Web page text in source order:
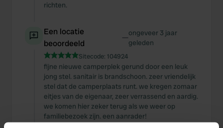
richten.
Een locatie
beoordeeld
—ongeveer 3 jaar
geleden
Sitecode: 104924
fijne nieuwe camperplek gerund door een leuk
jong stel. sanitair is brandschoon. zeer vriendelijk
stel dat de camperplaats runt. we kregen zomaar
eitjes van de eigenaar, zeer verrassend en aardig.
we komen hier zeker terug als we weer op
familiebezoek zijn. een aanrader!